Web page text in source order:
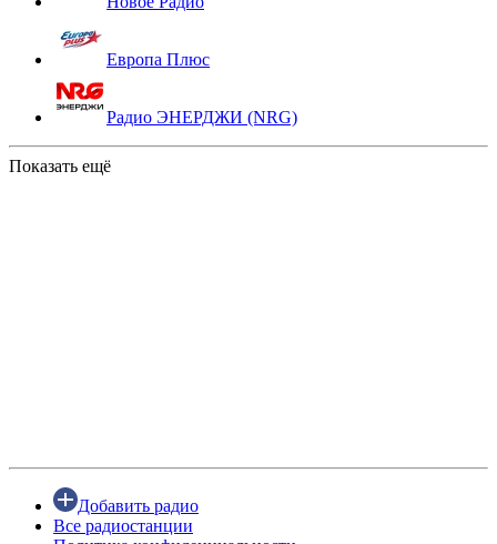
Европа Плюс
Радио ЭНЕРДЖИ (NRG)
Показать ещё
Добавить радио
Все радиостанции